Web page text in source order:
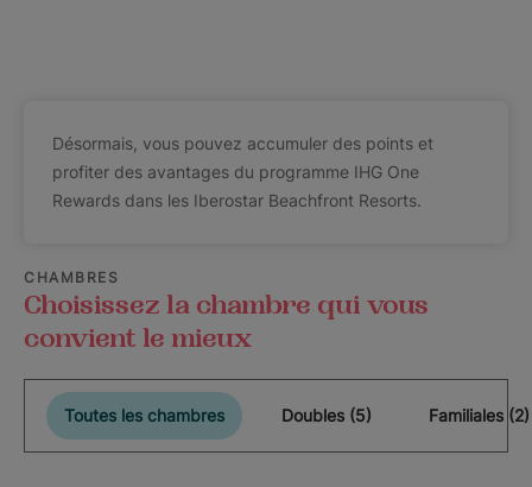
Désormais, vous pouvez accumuler des points et
profiter des avantages du programme IHG One
Rewards dans les Iberostar Beachfront Resorts.
CHAMBRES
Choisissez la chambre qui vous
convient le mieux
Toutes les chambres Doubles (5) Familiales (2)